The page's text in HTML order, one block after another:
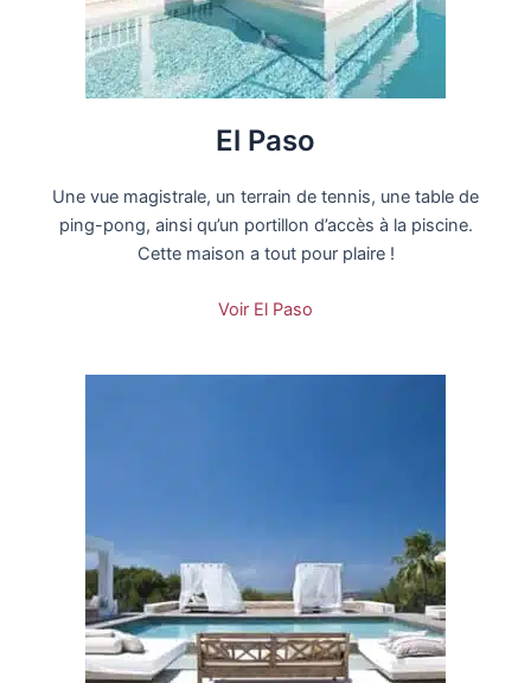
El Paso
Une vue magistrale, un terrain de tennis, une table de
ping-pong, ainsi qu’un portillon d’accès à la piscine.
Cette maison a tout pour plaire !
Voir El Paso